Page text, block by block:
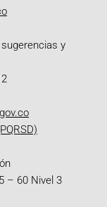
y
– 60 Nivel 3